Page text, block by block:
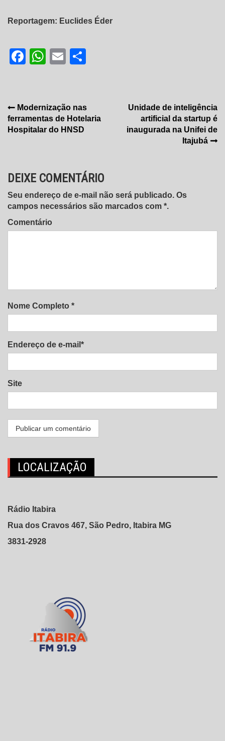
Reportagem: Euclides Éder
Facebook
WhatsApp
Email
Navegação
de
Modernização nas
ferramentas de Hotelaria
Hospitalar do HNSD
Unidade de inteligência
artificial da startup é
inaugurada na Unifei de
Itajubá
DEIXE COMENTÁRIO
Seu endereço de e-mail não será publicado. Os
campos necessários são marcados com *.
Comentário
Nome Completo *
Endereço de e-mail*
Site
LOCALIZAÇÃO
Rádio Itabira
Rua dos Cravos 467, São Pedro, Itabira MG
3831-2928